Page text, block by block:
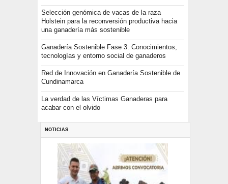
Selección genómica de vacas de la raza
Holstein para la reconversión productiva hacia
una ganadería más sostenible
Ganadería Sostenible Fase 3: Conocimientos,
tecnologías y entorno social de ganaderos
Red de Innovación en Ganadería Sostenible de
Cundinamarca
La verdad de las Víctimas Ganaderas para
acabar con el olvido
NOTICIAS